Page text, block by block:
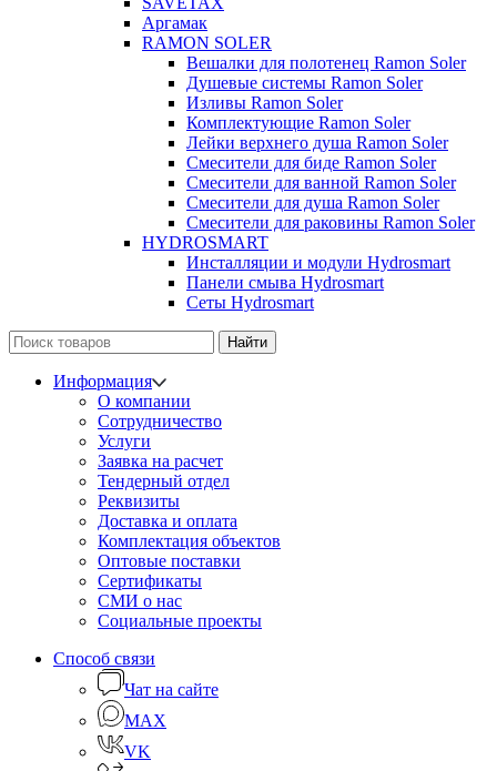
Аргамак
RAMON SOLER
Вешалки для полотенец Ramon Soler
Душевые системы Ramon Soler
Изливы Ramon Soler
Комплектующие Ramon Soler
Лейки верхнего душа Ramon Soler
Смесители для биде Ramon Soler
Смесители для ванной Ramon Soler
Смесители для душа Ramon Soler
Смесители для раковины Ramon Soler
HYDROSMART
Инсталляции и модули Hydrosmart
Панели смыва Hydrosmart
Сеты Hydrosmart
Найти
Информация
О компании
Сотрудничество
Услуги
Заявка на расчет
Тендерный отдел
Реквизиты
Доставка и оплата
Комплектация объектов
Оптовые поставки
Сертификаты
СМИ о нас
Социальные проекты
Способ связи
Чат на сайте
MAX
VK